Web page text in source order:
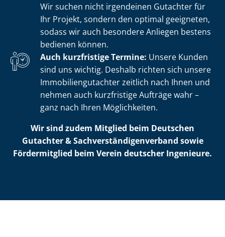
Wir suchen nicht irgendeinen Gutachter für
Ihr Projekt, sondern den optimal geeigneten,
sodass wir auch besondere Anliegen bestens
bedienen können.
Auch kurzfristige Termine: Unsere Kunden
sind uns wichtig. Deshalb richten sich unsere
Im­mo­bi­li­en­gut­ach­ter zeitlich nach Ihnen und
nehmen auch kurzfristige Aufträge wahr –
ganz nach Ihren Möglichkeiten.
Wir sind zudem Mitglied beim Deutschen
Gutachter & Sach­ver­stän­di­gen­ver­band sowie
Fördermitglied beim Verein deutscher Ingenieure.